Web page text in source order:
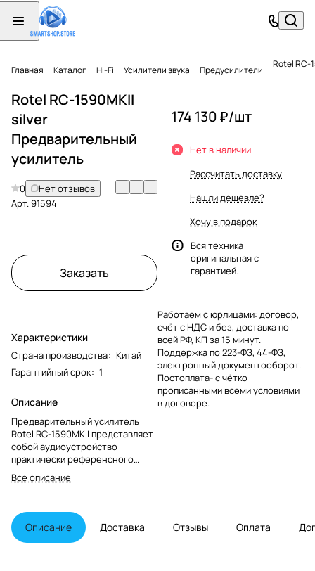
Главная Каталог Hi-Fi Усилители звука Предусилители Rotel RC-
Rotel RC-1590MKII
silver
Предварительный
усилитель
0
Нет отзывов
Арт.91594
Заказать
Характеристики
Страна производства: Китай
Гарантийный срок: 1
Описание
Предварительный усилитель
Rotel RC-1590MKII представляет
собой аудиоустройство
практически референсного
класса. Аппарат рассчитан на
использование в системах
получить бескомпромиссное
звучание музыки.
Все описание
174 130 ₽/шт
Нет в наличии
Рассчитать доставку
Нашли дешевле?
Хочу в подарок
Вся техника
оригинальная с
гарантией.
Работаем с юрлицами: договор,
счёт с НДС и без, доставка по
всей РФ, КП за 15 минут.
Поддержка по 223-ФЗ, 44-ФЗ,
электронный документооборот.
Постоплата- с чётко
прописанными всеми условиями
в договоре.
Описание Доставка Отзывы Оплата